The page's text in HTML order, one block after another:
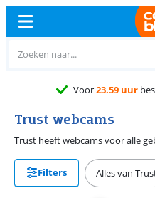
Voor23.59 uur
Trust webcams
Filters Alles van